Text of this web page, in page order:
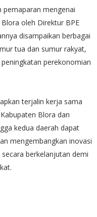
pemaparan mengenai
oleh Direktur BPE
disampaikan berbagai
tua dan sumur rakyat,
perekonomian
terjalin kerja sama
Blora dan
kedua daerah dapat
mengembangkan inovasi
berkelanjutan demi